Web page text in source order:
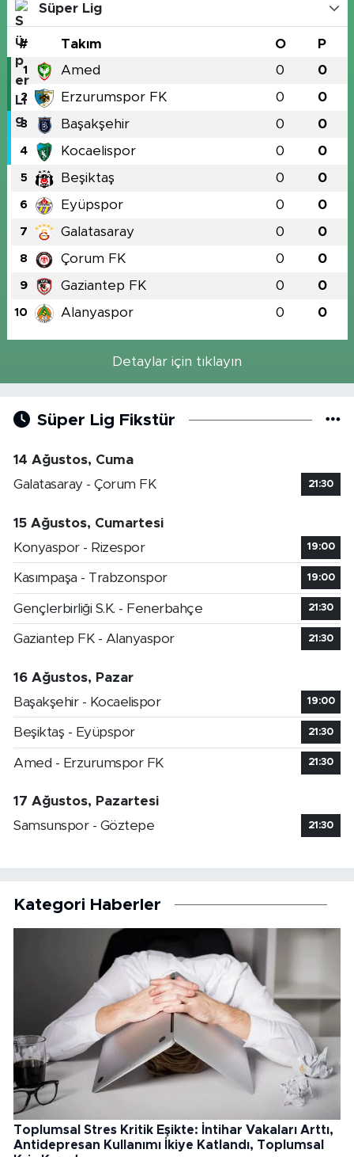
Süper Lig
# Takım O P
1 Amed 0 0
2 Erzurumspor FK 0 0
3 Başakşehir 0 0
4 Kocaelispor 0 0
5 Beşiktaş 0 0
6 Eyüpspor 0 0
7 Galatasaray 0 0
8 Çorum FK 0 0
9 Gaziantep FK 0 0
10 Alanyaspor 0 0
Detaylar için tıklayın
Süper Lig Fikstür
14 Ağustos, Cuma
Galatasaray - Çorum FK
21:30
15 Ağustos, Cumartesi
Konyaspor - Rizespor
19:00
Kasımpaşa - Trabzonspor 19:00
Gençlerbirliği S.K. - Fenerbahçe 21:30
Gaziantep FK - Alanyaspor 21:30
16 Ağustos, Pazar
Başakşehir - Kocaelispor
19:00
Beşiktaş - Eyüpspor 21:30
Amed - Erzurumspor FK 21:30
17 Ağustos, Pazartesi
Samsunspor - Göztepe
21:30
Kategori Haberler
Toplumsal Stres Kritik Eşikte: İntihar Vakaları Arttı,
Antidepresan Kullanımı İkiye Katlandı, Toplumsal